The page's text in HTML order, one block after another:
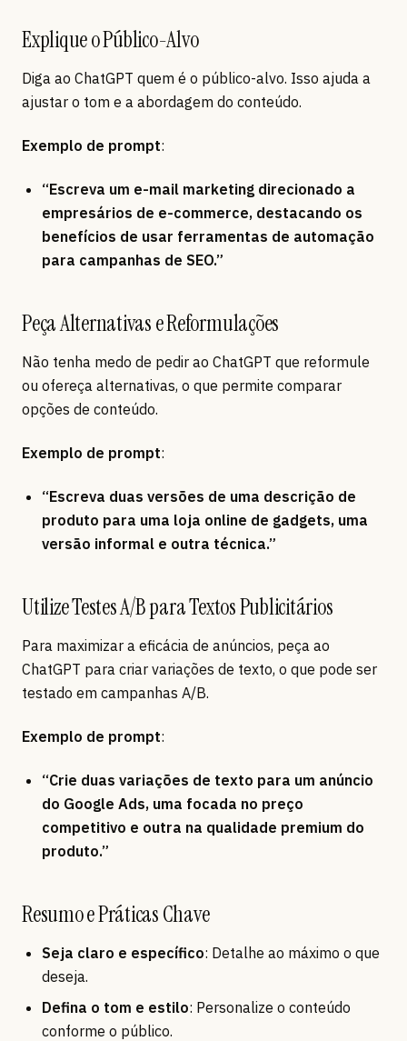
Explique o Público-Alvo
Diga ao ChatGPT quem é o público-alvo. Isso ajuda a
ajustar o tom e a abordagem do conteúdo.
Exemplo de prompt:
“Escreva um e-mail marketing direcionado a
empresários de e-commerce, destacando os
benefícios de usar ferramentas de automação
para campanhas de SEO.”
Peça Alternativas e Reformulações
Não tenha medo de pedir ao ChatGPT que reformule
ou ofereça alternativas, o que permite comparar
opções de conteúdo.
Exemplo de prompt:
“Escreva duas versões de uma descrição de
produto para uma loja online de gadgets, uma
versão informal e outra técnica.”
Utilize Testes A/B para Textos Publicitários
Para maximizar a eficácia de anúncios, peça ao
ChatGPT para criar variações de texto, o que pode ser
testado em campanhas A/B.
Exemplo de prompt:
“Crie duas variações de texto para um anúncio
do Google Ads, uma focada no preço
competitivo e outra na qualidade premium do
produto.”
Resumo e Práticas Chave
Seja claro e específico: Detalhe ao máximo o que
deseja.
Defina o tom e estilo: Personalize o conteúdo
conforme o público.